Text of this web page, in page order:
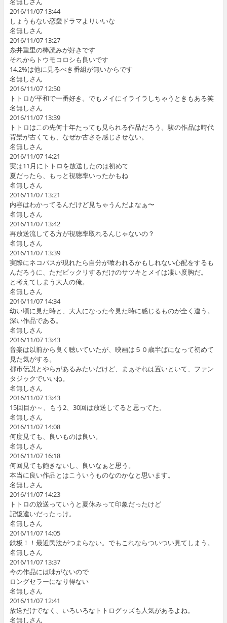
2016/11/07 13:44
しょうもない恋愛ドラマよりいいな
名無しさん
2016/11/07 13:27
糸井重里の棒読みが好きです
それからトウモコロシも良いです
14.2%は他に見るべき番組が無いからです
名無しさん
2016/11/07 12:50
トトロが平和で一番好き。でもメイにイライラしちゃうときもある笑
名無しさん
2016/11/07 13:39
トトロはこの先何十年たっても見られる作品だろう。駿の作品は時代
背景が古くても、なぜか古さを感じさせない。
名無しさん
2016/11/07 14:21
実は11月にトトロを放送したのは初めて
夏だったら、もっと視聴率いったかもね
名無しさん
2016/11/07 13:21
内容はわかってるんだけど見ちゃうんだよなぁ〜
名無しさん
2016/11/07 13:42
再放送流してる方が視聴率取れるんじゃないの？
名無しさん
2016/11/07 13:39
実際にネコバスが現れたら自分が喰われるかもしれない心配をするも
んだろうに、ただビックリするだけのサツキとメイは凄い度胸だ。
と考えてしまう大人の俺。
名無しさん
2016/11/07 14:34
幼い頃に見た時と、大人になった今見た時に感じるものが全く違う。
深い作品である。
名無しさん
2016/11/07 13:43
音楽は以前から良く聴いていたが、映画は５０歳半ばになって初めて
見た気がする。
都市伝説とやらがあるみたいだけど、まぁそれは置いといて、ファン
タジックでいいね。
名無しさん
2016/11/07 13:43
15回目か～、もう2、30回は放送してると思ってた。
名無しさん
2016/11/07 14:08
何度見ても、良いものは良い。
名無しさん
2016/11/07 16:18
何回見ても飽きないし、良いなぁと思う。
本当に良い作品とはこういうものなのかなと思います。
名無しさん
2016/11/07 14:23
トトロの放送っていうと夏休みって印象だったけど
記憶違いだったっけ。
名無しさん
2016/11/07 14:05
鉄板！！最近民法がつまらない。でもこれならついつい見てしまう。
名無しさん
2016/11/07 13:37
今の作品には味がないので
ロングセラーになり得ない
名無しさん
2016/11/07 12:41
放送だけでなく、いろいろなトトログッズも人気があるよね。
名無しさん